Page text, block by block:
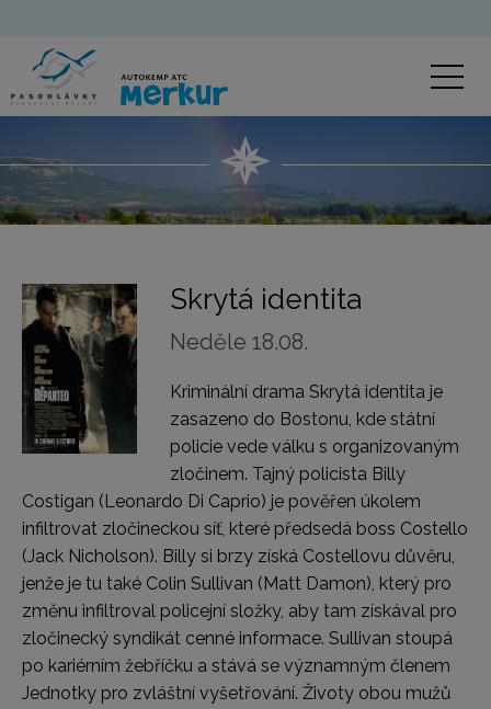
Skrytá identita
Neděle 18.08.
Kriminální drama Skrytá identita je
zasazeno do Bostonu, kde státní
policie vede válku s organizovaným
zločinem. Tajný policista Billy
Costigan (Leonardo Di Caprio) je pověřen úkolem
infiltrovat zločineckou síť, které předsedá boss Costello
(Jack Nicholson). Billy si brzy získá Costellovu důvěru,
jenže je tu také Colin Sullivan (Matt Damon), který pro
změnu infiltroval policejní složky, aby tam získával pro
zločinecký syndikát cenné informace. Sullivan stoupá
po kariérním žebříčku a stává se významným členem
Jednotky pro zvláštní vyšetřování. Životy obou mužů